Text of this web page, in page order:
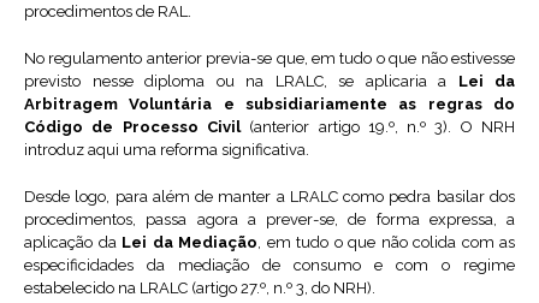
procedimentos de RAL.
No regulamento anterior previa-se que, em tudo o que não estivesse
previsto nesse diploma ou na LRALC, se aplicaria a Lei da
Arbitragem Voluntária e subsidiariamente as regras do
Código de Processo Civil (anterior artigo 19.º, n.º 3). O NRH
introduz aqui uma reforma significativa.
Desde logo, para além de manter a LRALC como pedra basilar dos
procedimentos, passa agora a prever-se, de forma expressa, a
aplicação da Lei da Mediação, em tudo o que não colida com as
especificidades da mediação de consumo e com o regime
estabelecido na LRALC (artigo 27.º, n.º 3, do NRH).